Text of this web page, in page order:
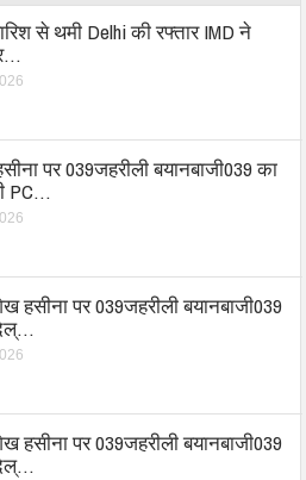
से थमी Delhi की रफ्तार IMD ने
पर 039जहरीली बयानबाजी039 का
PC…
हसीना पर 039जहरीली बयानबाजी039
हसीना पर 039जहरीली बयानबाजी039